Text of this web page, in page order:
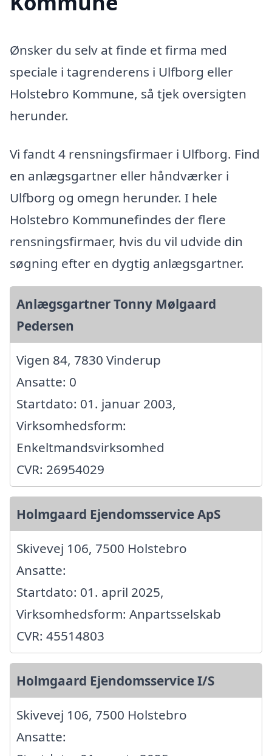
Ønsker du selv at finde et firma med
speciale i tagrenderens i Ulfborg eller
Holstebro Kommune, så tjek oversigten
herunder.
Vi fandt 4 rensningsfirmaer i Ulfborg. Find
en anlægsgartner eller håndværker i
Ulfborg og omegn herunder. I hele
Holstebro Kommunefindes der flere
rensningsfirmaer, hvis du vil udvide din
søgning efter en dygtig anlægsgartner.
Anlægsgartner Tonny Mølgaard
Pedersen
Vigen 84, 7830 Vinderup
Ansatte: 0
Startdato: 01. januar 2003,
Virksomhedsform:
Enkeltmandsvirksomhed
CVR: 26954029
Holmgaard Ejendomsservice ApS
Skivevej 106, 7500 Holstebro
Ansatte:
Startdato: 01. april 2025,
Virksomhedsform: Anpartsselskab
CVR: 45514803
Holmgaard Ejendomsservice I/S
Skivevej 106, 7500 Holstebro
Ansatte: